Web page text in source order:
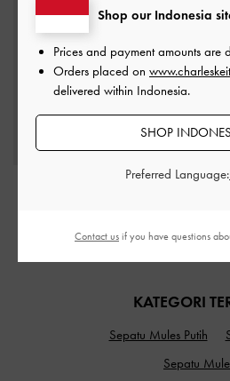
IDR1,799,000
KATEGORI
Sepatu Mules Putih
Sepatu
Shop our Indonesia
Prices and payment amounts are
Orders placed on
delivered within Indonesia.
SHOP
Preferred Language:
Contact us if you have questions